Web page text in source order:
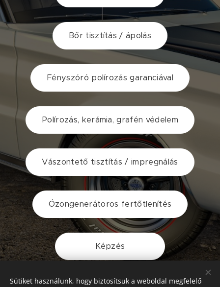
Bőr tisztítás / ápolás
Fényszóró polírozás garanciával
Polírozás, kerámia, grafén védelem
Vászontető tisztítás / impregnálás
Ózongenerátoros fertőtlenítés
Képzés
Sütiket használunk, hogy biztosítsuk a weboldal megfelelő